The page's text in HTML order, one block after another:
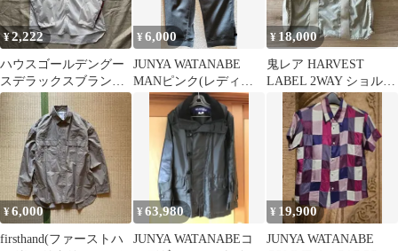
¥2,222
ハウスゴールデングー
スデラックスブランド
フロントジップ袖切り
替え長袖シャツM
¥6,000
JUNYA WATANABE
MANピンク(レディー
ス)グレーパンツSサイ
¥ 18,000
鬼レア HARVEST
LABEL 2WAY ショルダ
ートート ベージュ
¥6,000
firsthand(ファーストハ
¥63,980
JUNYA WATANABEコ
¥ 19,900
JUNYA WATANABE